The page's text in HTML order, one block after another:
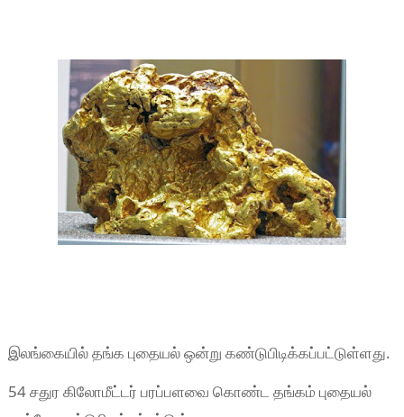
இலங்கையில் தங்க புதையல் ஒன்று கண்டுபிடிக்கப்பட்டுள்ளது.
54 சதுர கிலோமீட்டர் பரப்பளவை கொண்ட தங்கம் புதையல்